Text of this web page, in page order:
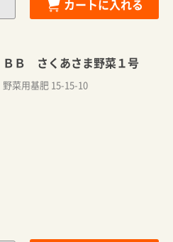
カートに入れる
ＢＢ さくあさま野菜１号
野菜用基肥 15-15-10